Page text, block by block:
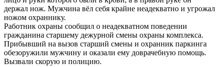
держал нож. Мужчина вёл себя крайне неадекватно и угрожал
ножом охраннику.
Работник охраны сообщил о неадекватном поведении
гражданина старшему дежурной смены охраны комплекса.
Прибывший на вызов старший смены и охранник паркинга
обезоружили мужчину и оказали ему доврачебную помощь.
Вызвали скорую и полицию.